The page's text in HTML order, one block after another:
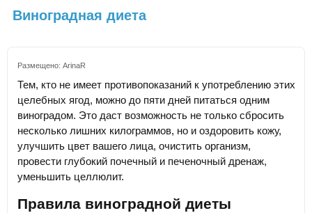
Виноградная диета
Размещено: ArinaR
Тем, кто не имеет противопоказаний к употреблению этих
целебных ягод, можно до пяти дней питаться одним
виноградом. Это даст возможность не только сбросить
несколько лишних килограммов, но и оздоровить кожу,
улучшить цвет вашего лица, очистить организм,
провести глубокий почечный и печеночный дренаж,
уменьшить целлюлит.
Правила виноградной диеты